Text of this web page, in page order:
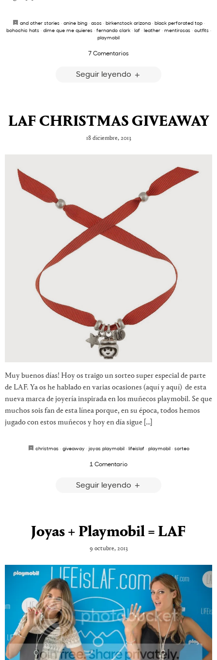
and other stories· anine bing· asos· birkenstock arizona· black perforated top·
bohochic hats· dime que me quieres· fernando clark· laf· leather· mentirosas· outfits·
playmobil
7 Comentarios
Seguir leyendo
LAF CHRISTMAS GIVEAWAY
18 diciembre, 2013
Muy buenos días! Hoy os traigo un sorteo super especial de parte
de LAF. Ya os he hablado en varias ocasiones (aquí y aquí) de esta
nueva marca de joyería inspirada en los muñecos playmobil. Se que
muchos sois fan de esta línea porque, en su época, todos hemos
jugado con estos muñecos y hoy en día sigue […]
christmas· giveaway· joyas playmobil· lifeislaf· playmobil· sorteo
1 Comentario
Seguir leyendo
Joyas + Playmobil = LAF
9 octubre, 2013